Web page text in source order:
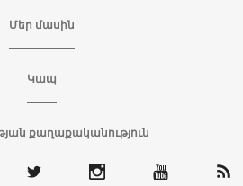
Մեր մասին
Կապ
քաղաքականություն